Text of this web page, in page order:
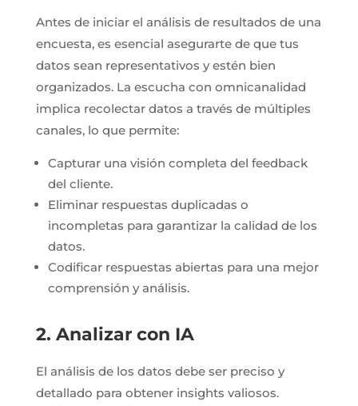
Antes de iniciar el análisis de resultados de una
encuesta, es esencial asegurarte de que tus
datos sean representativos y estén bien
organizados. La escucha con omnicanalidad
implica recolectar datos a través de múltiples
canales, lo que permite:
Capturar una visión completa del feedback
del cliente.
Eliminar respuestas duplicadas o
incompletas para garantizar la calidad de los
datos.
Codificar respuestas abiertas para una mejor
comprensión y análisis.
2. Analizar con IA
El análisis de los datos debe ser preciso y
detallado para obtener insights valiosos.